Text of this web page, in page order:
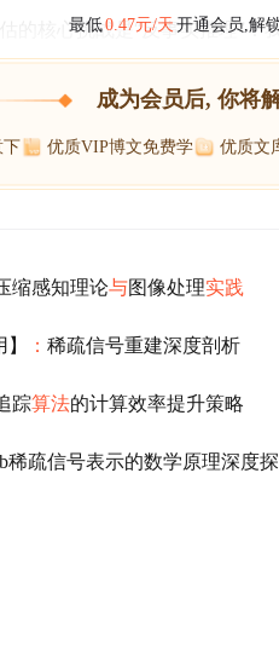
的核心挑战是“反事实推理”：
最低0.47元/天 开通会员,解
成为会员后, 你将
下 优质VIP博文免费学 优质文
缩感知理论与图像处理实践
： 稀疏信号重建深度剖析
踪算法的计算效率提升策略
稀疏信号表示的数学原理深度